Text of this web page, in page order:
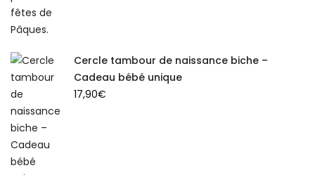
Cercle tambour de naissance biche –
Cadeau bébé unique
17,90€